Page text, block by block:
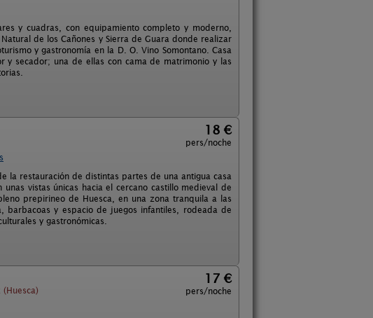
y cuadras, con equipamiento completo y moderno,
de los Cañones y Sierra de Guara donde realizar
y gastronomía en la D. O. Vino Somontano. Casa
y secador; una de ellas con cama de matrimonio y las
18 €
pers/noche
la restauración de distintas partes de una antigua casa
vistas únicas hacia el cercano castillo medieval de
prepirineo de Huesca, en una zona tranquila a las
y espacio de juegos infantiles, rodeada de
y gastronómicas.
17 €
pers/noche